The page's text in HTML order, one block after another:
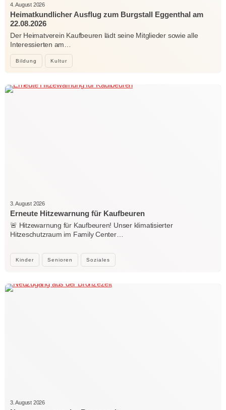
Bildung Kultur
4. August 2026
Heimatkundlicher Ausflug zum Burgstall Eggenthal am
22.08.2026
Der Heimatverein Kaufbeuren lädt seine Mitglieder sowie alle
Interessierten am…
Kinder Senioren Soziales
3. August 2026
Erneute Hitzewarnung für Kaufbeuren
🚨 Hitzewarnung für Kaufbeuren! Unser klimatisierter
Hitzeschutzraum im Family Center…
3. August 2026